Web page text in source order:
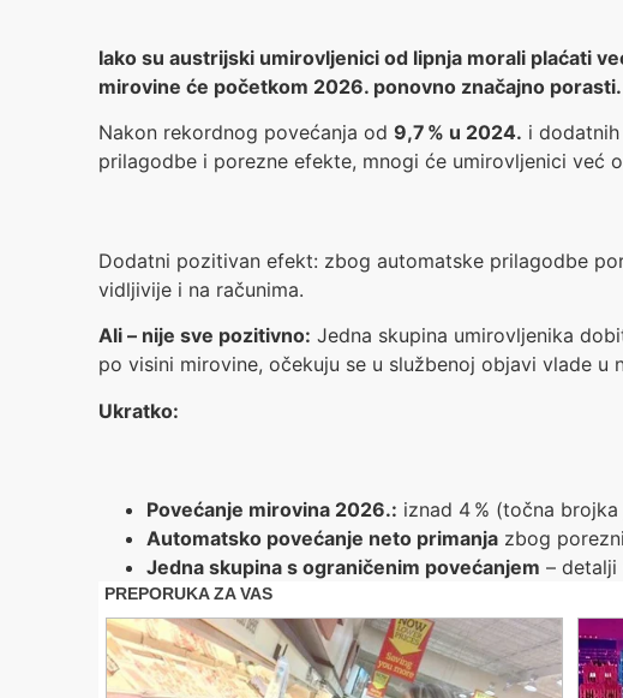
Iako su austrijski umirovljenici od lipnja morali plaćati
mirovine će početkom 2026. ponovno značajno porasti.
Nakon rekordnog povećanja od 9,7 % u 2024. i dodatnih
prilagodbe i porezne efekte, mnogi će umirovljenici već
Dodatni pozitivan efekt: zbog automatske prilagodbe
vidljivije i na računima.
Ali – nije sve pozitivno: Jedna skupina umirovljenika
po visini mirovine, očekuju se u službenoj objavi vlade u
Ukratko:
Povećanje mirovina 2026.: iznad 4 % (točna
Automatsko povećanje neto primanja zbog
Jedna skupina s ograničenim povećanjem – detalji